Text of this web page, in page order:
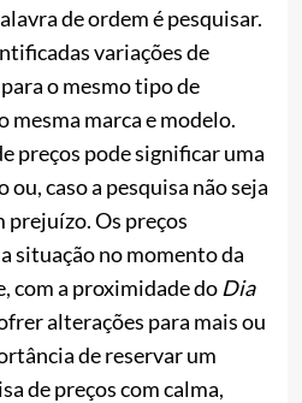
de ordem é pesquisar.
variações de
o mesmo tipo de
marca e modelo.
preços pode significar uma
caso a pesquisa não seja
Os preços
situação no momento da
com a proximidade do Dia
alterações para mais ou
de reservar um
de preços com calma,